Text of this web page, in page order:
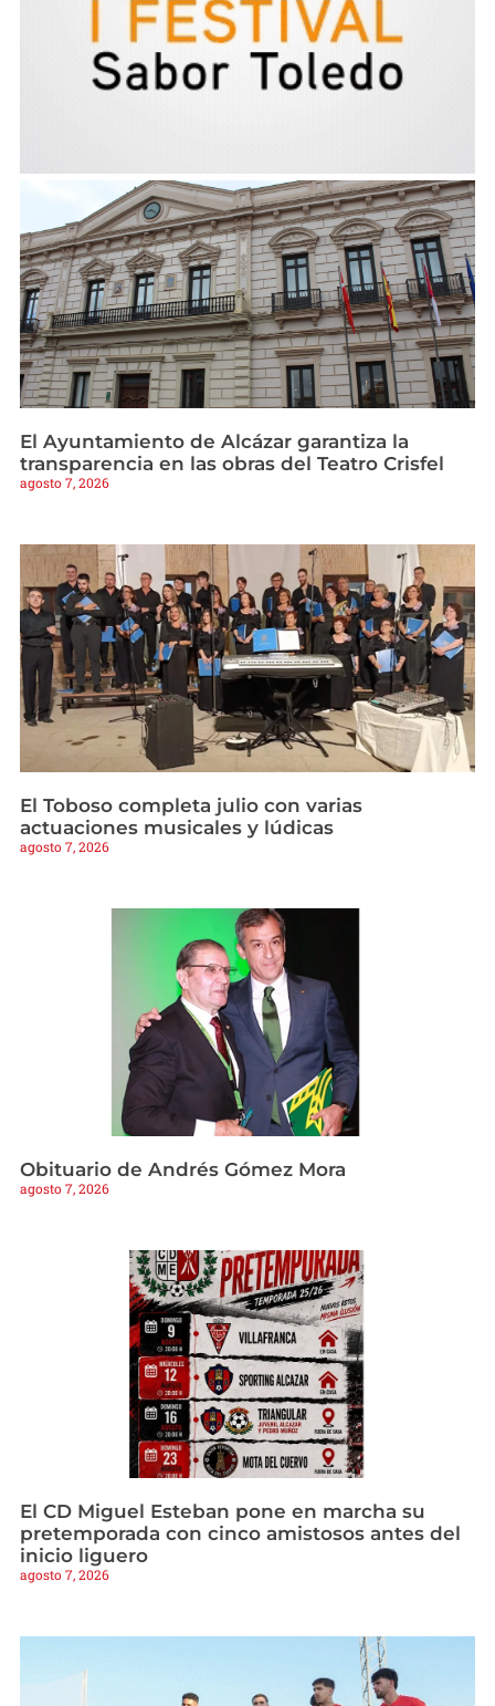
El Ayuntamiento de Alcázar garantiza la
transparencia en las obras del Teatro Crisfel
agosto 7, 2026
El Toboso completa julio con varias
actuaciones musicales y lúdicas
agosto 7, 2026
Obituario de Andrés Gómez Mora
agosto 7, 2026
El CD Miguel Esteban pone en marcha su
pretemporada con cinco amistosos antes del
inicio liguero
agosto 7, 2026